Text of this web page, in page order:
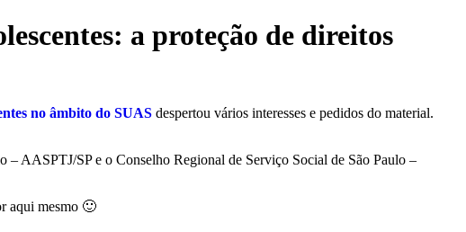
a proteção de direitos
no âmbito do SUAS despertou vários interesses e pedidos do material.
– AASPTJ/SP e o Conselho Regional de Serviço Social de São Paulo –
aqui mesmo 🙂